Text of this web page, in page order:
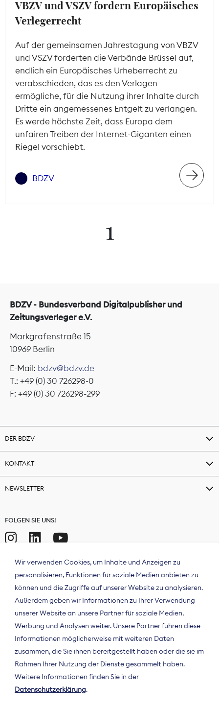
VBZV und VSZV fordern Europäisches
Verlegerrecht
Auf der gemeinsamen Jahrestagung von VBZV
und VSZV forderten die Verbände Brüssel auf,
endlich ein Europäisches Urheberrecht zu
verabschieden, das es den Verlagen
ermögliche, für die Nutzung ihrer Inhalte durch
Dritte ein angemessenes Entgelt zu verlangen.
Es werde höchste Zeit, dass Europa dem
unfairen Treiben der Internet-Giganten einen
Riegel vorschiebt.
BDZV
1
BDZV - Bundesverband Digitalpublisher und
Zeitungsverleger e.V.
Markgrafenstraße 15
10969 Berlin
E-Mail: bdzv@bdzv.de
T.: +49 (0) 30 726298-0
F: +49 (0) 30 726298-299
DER BDZV
KONTAKT
NEWSLETTER
FOLGEN SIE UNS!
Der Bundesverband Digitalpublisher und
Zeitungsverleger (BDZV) vertritt als
Spitzenorganisation die Interessen der
Wir verwenden Cookies, um Inhalte und Anzeigen zu
personalisieren, Funktionen für soziale Medien anbieten zu
können und die Zugriffe auf unserer Website zu analysieren.
Außerdem geben wir Informationen zu Ihrer Verwendung
unserer Website an unsere Partner für soziale Medien,
Werbung und Analysen weiter. Unsere Partner führen diese
Informationen möglicherweise mit weiteren Daten
zusammen, die Sie ihnen bereitgestellt haben oder die sie im
Rahmen Ihrer Nutzung der Dienste gesammelt haben.
Weitere Informationen finden Sie in der
Datenschutzerklärung.